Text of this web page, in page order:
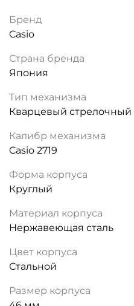
Бренд
Casio
Страна бренда
Япония
Тип механизма
Кварцевый стрелочный
Калибр механизма
Casio 2719
Форма корпуса
Круглый
Материал корпуса
Нержавеющая сталь
Цвет корпуса
Стальной
Размер корпуса